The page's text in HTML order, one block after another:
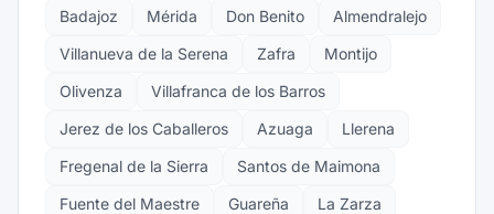
Badajoz Mérida Don Benito
Almendralejo
Villanueva de la Serena
Zafra
Montijo
Olivenza
Villafranca de los Barros
Jerez de los Caballeros
Azuaga
Llerena
Fregenal de la Sierra
Santos de Maimona
Fuente del Maestre
Guareña
La Zarza